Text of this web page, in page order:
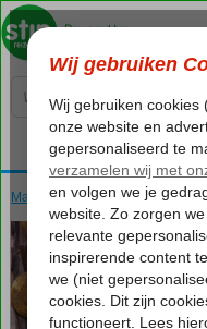
Voelt
Marokko Centraal Marokko